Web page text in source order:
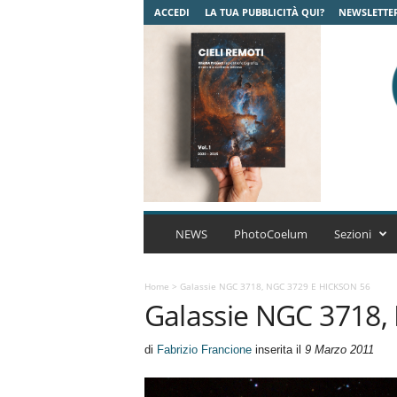
ACCEDI LA TUA PUBBLICITÀ QUI?
C
u
m
A
r
NEWS PhotoCoelum Sezioni
Home > Galassie NGC 3718, NGC 3729 E HICKSON 56
Galassie NGC
di Fabrizio Francioneinserita il 9 Marzo 2011